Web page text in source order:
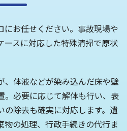
にお任せください。事故現場や
ースに対応した特殊清掃で原状
、体液などが染み込んだ床や壁
。必要に応じて解体も行い、表
の除去も確実に対応します。遺
物の処理、行政手続きの代行ま